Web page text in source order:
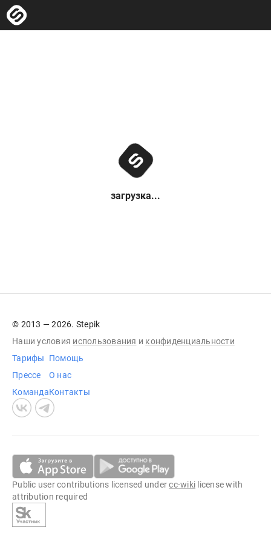
загрузка...
© 2013 — 2026. Stepik
Наши условия использования и конфиденциальности
Тарифы
Прессе
Команда
Помощь
О нас
Контакты
Public user contributions licensed undercc-wiki license with
attribution required